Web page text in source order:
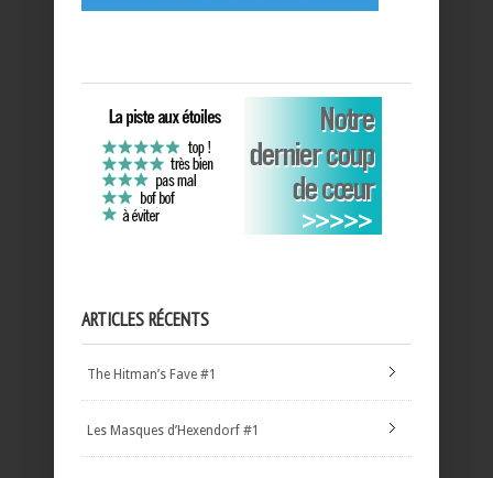
ARTICLES RÉCENTS
The Hitman’s Fave #1
Les Masques d’Hexendorf #1